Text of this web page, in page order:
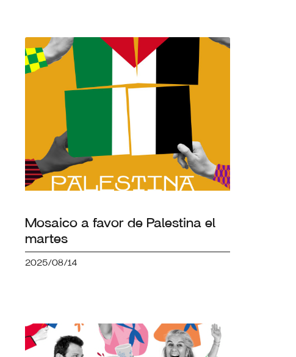
Mosaico a favor de Palestina el
martes
2025/08/14